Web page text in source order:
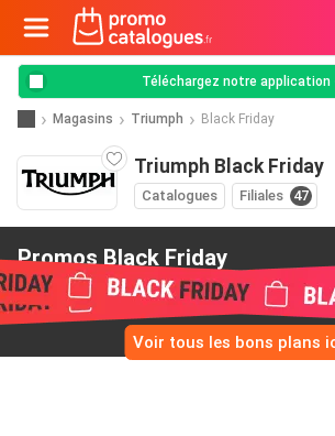
Téléchargez notre application
Magasins Triumph Black Friday
Triumph Black Friday
Catalogues Filiales 47
Promos Black Friday
de Triumph
Voir tous les bons plans